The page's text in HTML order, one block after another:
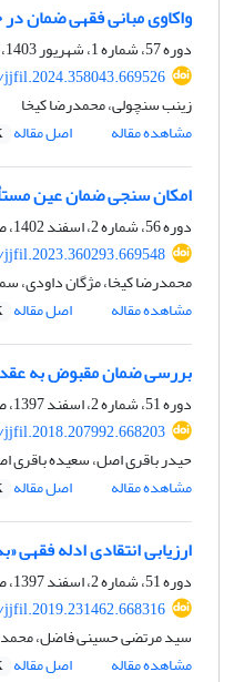
واکاوی مبانی فقهی ضمان
دوره 57، شماره 1، شهریور 1403، صفحه
زینب سنچولی، محمدرضا کیخا
مشاهده مقاله
اصل مقاله
امکان ‌سنجی ضمان عین
دوره 56، شماره 2، اسفند 1402، صفحه
محمدرضا کیخا، مژگان داودی،
مشاهده مقاله
اصل مقاله
بررسی ضمان مقبوض به
دوره 51، شماره 2، اسفند 1397، صفحه
حیدر باقری اصل، سعیده باقری
مشاهده مقاله
اصل مقاله
ارزیابی انتقادی ادله فقهی
دوره 51، شماره 2، اسفند 1397، صفحه
سید مرتضی حسینی فاضل،
مشاهده مقاله
اصل مقاله